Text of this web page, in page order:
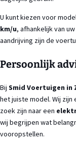
U kunt kiezen voor
km/u, afhankelijk van
aandrijving zijn de
Persoonlijk
Bij Smid Voertuigen in
het juiste model. Wij zijn
zoek zijn naar een
wij begrijpen wat
vooropstellen.